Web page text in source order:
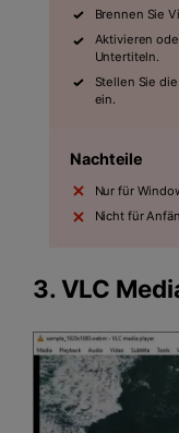
Brennen Sie
Aktivieren
Untertiteln.
Stellen Sie
ein.
Nachteile
Nur für
Nicht für
3. VLC